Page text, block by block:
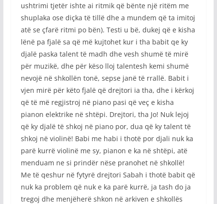
ushtrimi tjetër ishte ai ritmik që bënte një ritëm me
shuplaka ose diçka të tillë dhe a mundem që ta imitoj
atë se çfarë ritmi po bën). Testi u bë, dukej që e kisha
lënë pa fjalë sa që më kujtohet kur i tha babit qe ky
djalë paska talent të madh dhe vesh shumë të mirë
për muzikë, dhe për këso lloj talentesh kemi shumë
nevojë në shkollën tonë, sepse janë të rrallë. Babit i
vjen mirë për këto fjalë që drejtori ia tha, dhe i kërkoj
që të më regjistroj në piano pasi që veç e kisha
pianon elektrike në shtëpi. Drejtori, tha Jo! Nuk lejoj
që ky djalë të shkoj në piano por, dua që ky talent të
shkoj në violinë! Babi me habi i thotë por djali nuk ka
parë kurrë violinë me sy, pianon e ka në shtëpi, atë
menduam ne si prindër nëse pranohet në shkollë!
Me të qeshur në fytyrë drejtori Sabah i thotë babit që
nuk ka problem që nuk e ka parë kurrë, ja tash do ja
tregoj dhe menjëherë shkon në arkiven e shkollës